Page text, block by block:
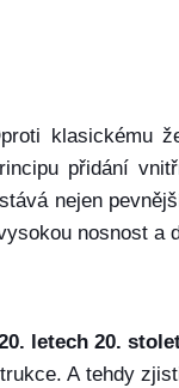
klasickému
přidání
nejen
nosnost a
letech 20.
A tehdy